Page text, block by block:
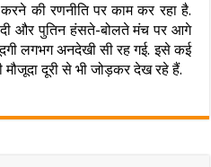
की रणनीति पर काम कर रहा है.
और पुतिन हंसते-बोलते मंच पर आगे
लगभग अनदेखी सी रह गई. इसे कई
मौजूदा दूरी से भी जोड़कर देख रहे हैं.